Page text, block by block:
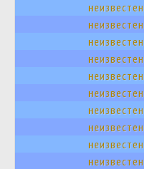
неизвестен
неизвестен
неизвестен
неизвестен
неизвестен
неизвестен
неизвестен
неизвестен
неизвестен
неизвестен